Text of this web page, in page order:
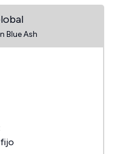
Blue Ash